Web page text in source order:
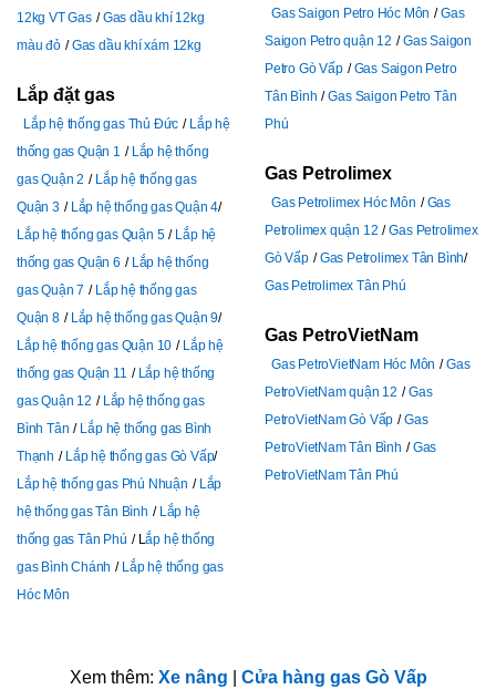
12kg VT Gas
Gas dầu khí 12kg
màu đỏ
Gas dầu khí xám 12kg
Lắp đặt gas
Lắp hệ thống gas Thủ Đức
Lắp hệ
thống gas Quận 1
Lắp hệ thống
gas Quận 2
Lắp hệ thống gas
Quận 3
Lắp hệ thống gas Quận 4
Lắp hệ thống gas Quận 5
Lắp hệ
thống gas Quận 6
Lắp hệ thống
gas Quận 7
Lắp hệ thống gas
Quận 8
Lắp hệ thống gas Quận 9
Lắp hệ thống gas Quận 10
Lắp hệ
thống gas Quận 11
Lắp hệ thống
gas Quận 12
Lắp hệ thống gas
Bình Tân
Lắp hệ thống gas Bình
Thạnh
Lắp hệ thống gas Gò Vấp
Lắp hệ thống gas Phú Nhuận
Lắp
hệ thống gas Tân Bình
Lắp hệ
thống gas Tân Phú
Lắp hệ thống
gas Bình Chánh
Lắp hệ thống gas
Hóc Môn
Gas Saigon Petro Hóc Môn
Gas
Saigon Petro quận 12
Gas Saigon
Petro Gò Vấp
Gas Saigon Petro
Tân Bình
Gas Saigon Petro Tân
Phú
Gas Petrolimex
Gas Petrolimex Hóc Môn
Gas
Petrolimex quận 12
Gas Petrolimex
Gò Vấp
Gas Petrolimex Tân Bình
Gas Petrolimex Tân Phú
Gas PetroVietNam
Gas PetroVietNam Hóc Môn
Gas
PetroVietNam quận 12
Gas
PetroVietNam Gò Vấp
Gas
PetroVietNam Tân Bình
Gas
PetroVietNam Tân Phú
Xem thêm: Xe nâng Cửa hàng gas Gò Vấp